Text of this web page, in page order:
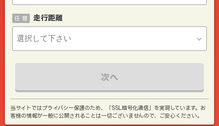
走行距離
任 意
次へ
当サイトではプライバシー保護のため、「SSL暗号化通信」を実現しています。お
客様の情報が一般に公開されることは一切ございませんので、ご安心ください。